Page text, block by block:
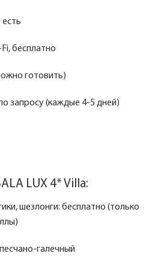
бесплатно
готовить)
запросу (каждые 4-5 дней)
LUX 4* Villa:
шезлонги: бесплатно (только
галечный